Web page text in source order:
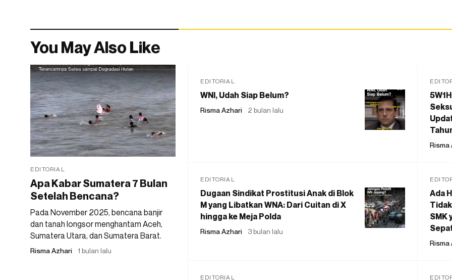
You May Also Like
EDITORIAL
Apa Kabar Sumatera 7 Bulan
Setelah Bencana?
Pada November 2025, bencana banjir
dan tanah longsor menghantam Aceh,
Sumatera Utara, dan Sumatera Barat.
Risma Azhari 1 bulan lalu
EDITORIAL
WNI, Udah Siap Belum?
Risma Azhari 2 bulan lalu
Risma
EDITORIAL
Dugaan Sindikat Prostitusi Anak di Blok
M yang Libatkan WNA: Dari Cuitan di X
hingga ke Meja Polda
Risma Azhari 3 bulan lalu
Ada
SMK
Risma
EDITORIAL